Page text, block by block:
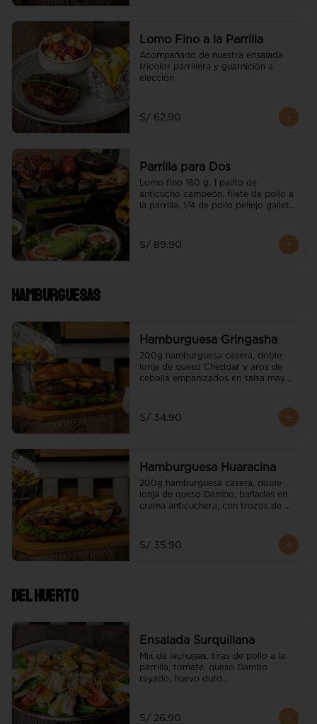
Lomo Fino a la Parrilla
Acompañado de nuestra ensalada
tricolor parrillera y guarnición a
elección
S/ 62.90
Parrilla para Dos
Lomo fino 180 g, 1 palito de
anticucho campeón, filete de pollo a
la parrilla, 1/4 de pollo pellejo galleta
ensalada de la casa
S/ 89.90
Hamburguesas
Hamburguesa Gringasha
200g hamburguesa casera, doble
lonja de queso Cheddar y aros de
cebolla empanizados en salsa mayo
Acompañado de papas nativas.
S/ 34.90
Hamburguesa Huaracina
200g hamburguesa casera, doble
lonja de queso Dambo, bañadas en
crema anticuchera, con trozos de
Acompañado de papas nativas.
S/ 35.90
Del Huerto
Ensalada Surquillana
Mix de lechugas, tiras de pollo a la
parrilla, tomate, queso Dambo
rayado, huevo duro
S/ 26.90